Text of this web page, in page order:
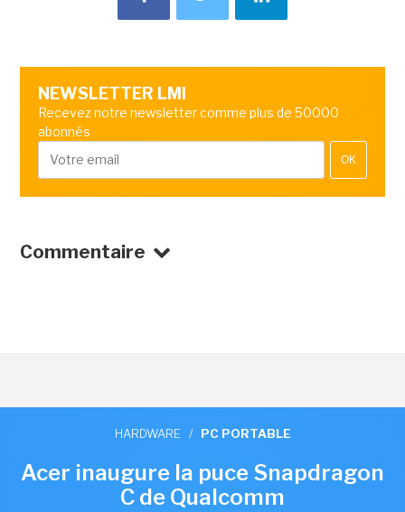
NEWSLETTER LMI
Recevez notre newsletter comme plus de 50000
abonnés
OK
Commentaire
HARDWARE / PC PORTABLE
Acer inaugure la puce Snapdragon
C de Qualcomm